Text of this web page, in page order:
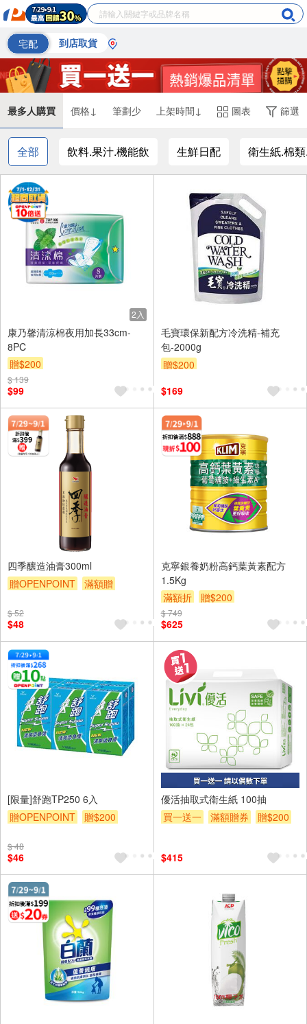
宅配 到店取貨
最多人購買 價格↓ 筆劃少 上架時間↓ 圖表 篩選
全部 飲料.果汁.機能飲 生鮮日配 衛生紙.棉
2入
康乃馨清涼棉夜用加長33cm-
8PC
贈$200
$ 139
$99
毛寶環保新配方冷洗精-補充
包-2000g
贈$200
$169
四季釀造油膏300ml
贈OPENPOINT
滿額贈
$ 52
$48
克寧銀養奶粉高鈣葉黃素配方
1.5Kg
滿額折
贈$200
$ 749
$625
[限量]舒跑TP250 6入
贈OPENPOINT
贈$200
$ 48
$46
優活抽取式衛生紙 100抽
買一送一
滿額贈券 贈$200
$415